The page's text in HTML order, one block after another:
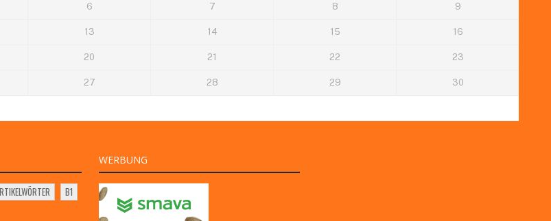
6 7 8 9
13 14 15 16
20 21 22 23
27 28 29 30
B1
WERBUNG